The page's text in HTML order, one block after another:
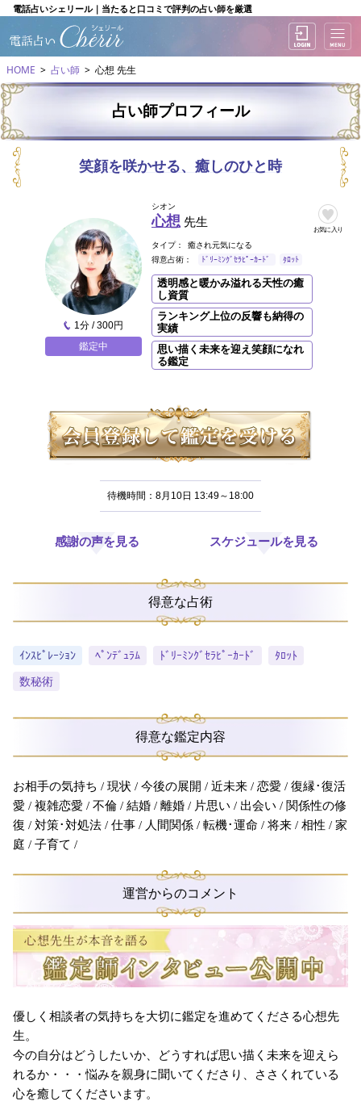
電話占いシェリール｜当たると口コミで評判の占い師を厳選
HOME 占い師 心想 先生
占い師プロフィール
笑顔を咲かせる、癒しのひと時
お気に入り
1分 / 300円
鑑定中
シオン
心想 先生
タイプ：
癒され元気になる
得意占術：
ﾄﾞﾘｰﾐﾝｸﾞｾﾗﾋﾟｰｶｰﾄﾞ ﾀﾛｯﾄ
透明感と暖かみ溢れる天性の癒
し資質
ランキング上位の反響も納得の
実績
思い描く未来を迎え笑顔になれ
る鑑定
待機時間：8月10日 13:49～18:00
感謝の声を見る スケジュールを見る
得意な占術
ｲﾝｽﾋﾟﾚｰｼｮﾝ ﾍﾟﾝﾃﾞｭﾗﾑ ﾄﾞﾘｰﾐﾝｸﾞｾﾗﾋﾟｰｶｰﾄﾞ
ﾀﾛｯﾄ
数秘術
得意な鑑定内容
お相手の気持ち / 現状 / 今後の展開 / 近未来 / 恋愛 / 復縁･復活
愛 / 複雑恋愛 / 不倫 / 結婚 / 離婚 / 片思い / 出会い / 関係性の修
復 / 対策･対処法 / 仕事 / 人間関係 / 転機･運命 / 将来 / 相性 / 家
庭 / 子育て /
運営からのコメント
優しく相談者の気持ちを大切に鑑定を進めてくださる心想先
生。
今の自分はどうしたいか、どうすれば思い描く未来を迎えら
れるか・・・悩みを親身に聞いてくださり、ささくれている
心を癒してくださいます。